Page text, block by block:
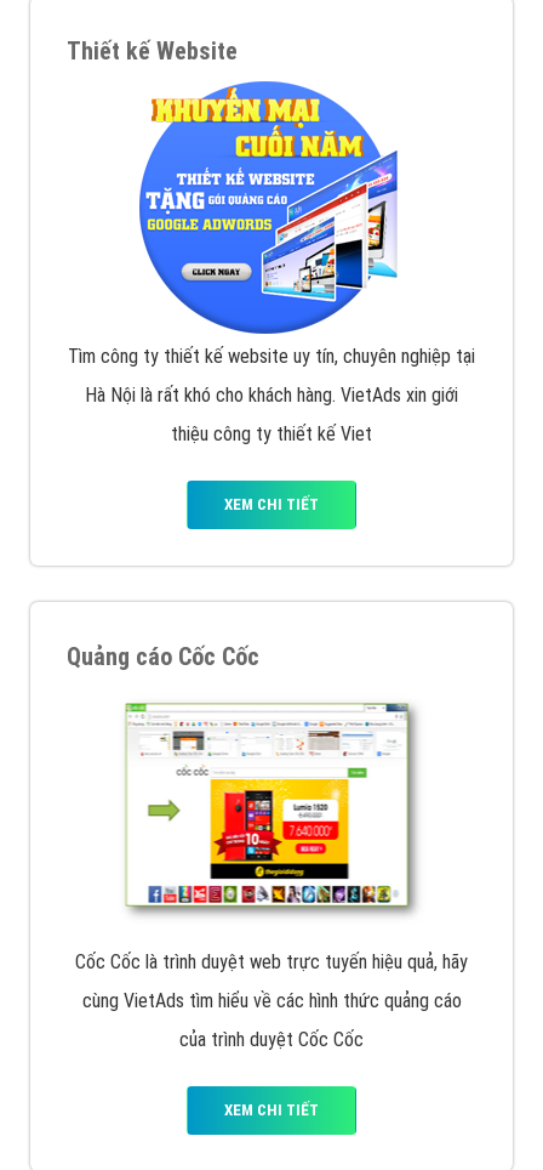
Thiết kế Website
Tìm công ty thiết kế website uy tín, chuyên nghiệp tại
Hà Nội là rất khó cho khách hàng. VietAds xin giới
thiệu công ty thiết kế Viet
XEM CHI TIẾT
Quảng cáo Cốc Cốc
Cốc Cốc là trình duyệt web trực tuyến hiệu quả, hãy
cùng VietAds tìm hiểu về các hình thức quảng cáo
của trình duyệt Cốc Cốc
XEM CHI TIẾT